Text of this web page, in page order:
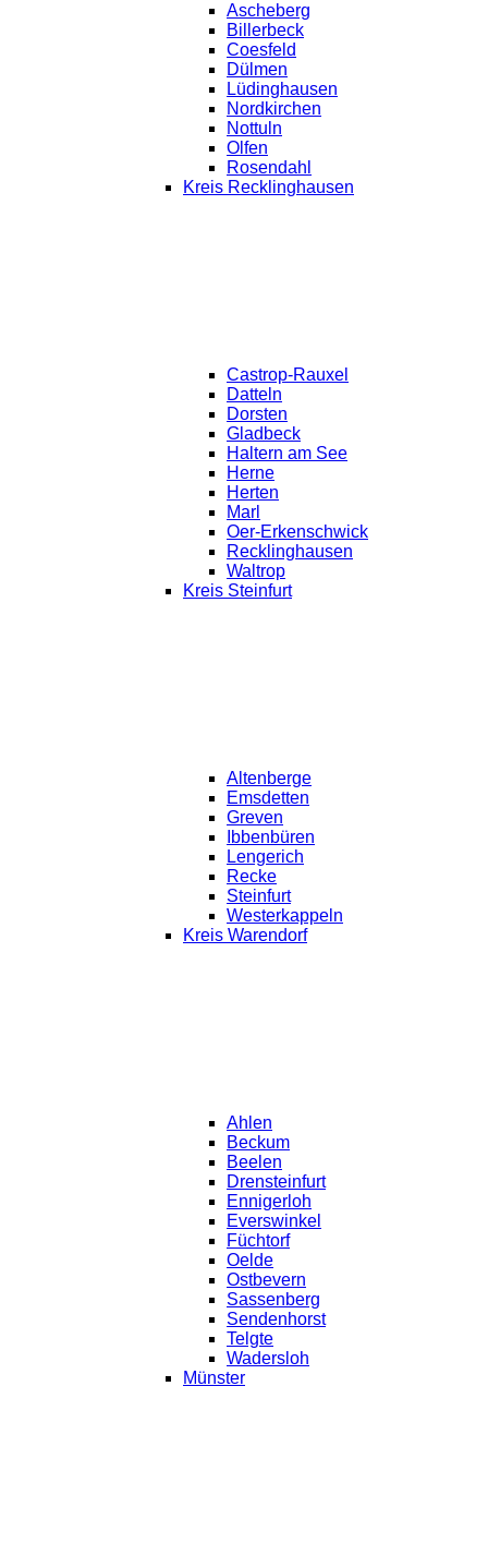
Ascheberg
Billerbeck
Coesfeld
Dülmen
Lüdinghausen
Nordkirchen
Nottuln
Olfen
Rosendahl
Kreis Recklinghausen
Castrop-Rauxel
Datteln
Dorsten
Gladbeck
Haltern am See
Herne
Herten
Marl
Oer-Erkenschwick
Recklinghausen
Waltrop
Kreis Steinfurt
Altenberge
Emsdetten
Greven
Ibbenbüren
Lengerich
Recke
Steinfurt
Westerkappeln
Kreis Warendorf
Ahlen
Beckum
Beelen
Drensteinfurt
Ennigerloh
Everswinkel
Füchtorf
Oelde
Ostbevern
Sassenberg
Sendenhorst
Telgte
Wadersloh
Münster